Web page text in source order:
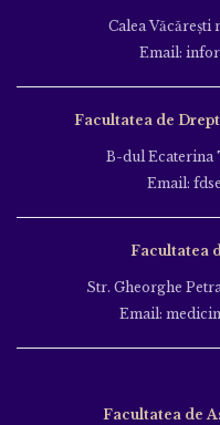
Calea Văcăreşti
Email:
Facultatea de
B-dul Ecaterina
Email:
Facultatea
Str. Gheorghe
Email:
Facultatea de